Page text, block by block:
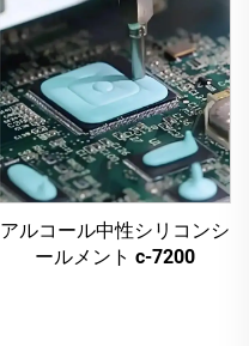
アルコール中性シリコンシ
ールメント c-7200